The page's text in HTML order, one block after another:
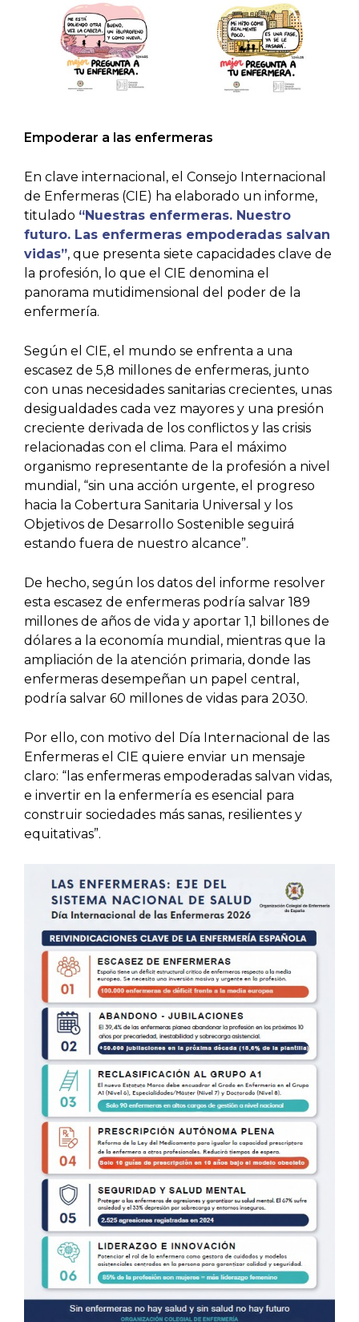
Empoderar a las enfermeras
En clave internacional, el Consejo Internacional
de Enfermeras (CIE) ha elaborado un informe,
titulado “Nuestras enfermeras. Nuestro
futuro. Las enfermeras empoderadas salvan
vidas”, que presenta siete capacidades clave de
la profesión, lo que el CIE denomina el
panorama mutidimensional del poder de la
enfermería.
Según el CIE, el mundo se enfrenta a una
escasez de 5,8 millones de enfermeras, junto
con unas necesidades sanitarias crecientes, unas
desigualdades cada vez mayores y una presión
creciente derivada de los conflictos y las crisis
relacionadas con el clima. Para el máximo
organismo representante de la profesión a nivel
mundial, “sin una acción urgente, el progreso
hacia la Cobertura Sanitaria Universal y los
Objetivos de Desarrollo Sostenible seguirá
estando fuera de nuestro alcance”.
De hecho, según los datos del informe resolver
esta escasez de enfermeras podría salvar 189
millones de años de vida y aportar 1,1 billones de
dólares a la economía mundial, mientras que la
ampliación de la atención primaria, donde las
enfermeras desempeñan un papel central,
podría salvar 60 millones de vidas para 2030.
Por ello, con motivo del Día Internacional de las
Enfermeras el CIE quiere enviar un mensaje
claro: “las enfermeras empoderadas salvan vidas,
e invertir en la enfermería es esencial para
construir sociedades más sanas, resilientes y
equitativas”.